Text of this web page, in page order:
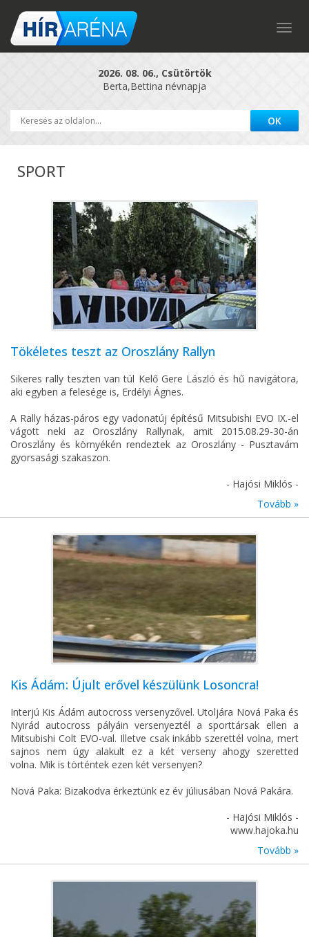
2026. 08. 06., Csütörtök
Berta,Bettina névnapja
SPORT
Tökéletes teszt az Oroszlány Rallyn
Sikeres rally teszten van túl Kelő Gere László és hű navigátora,
aki egyben a felesége is, Erdélyi Ágnes.
A Rally házas-páros egy vadonatúj építésű Mitsubishi EVO IX.-el
vágott neki az Oroszlány Rallynak, amit 2015.08.29-30-án
Oroszlány és környékén rendeztek az Oroszlány - Pusztavám
gyorsasági szakaszon.
- Hajósi Miklós -
Tovább »
Kis Ádám: Újult erővel készülünk Losoncra!
Interjú Kis Ádám autocross versenyzővel. Utoljára Nová Paka és
Nyirád autocross pályáin versenyeztél a sporttársak ellen a
Mitsubishi Colt EVO-val. Illetve csak inkább szerettél volna, mert
sajnos nem úgy alakult ez a két verseny ahogy szeretted
volna. Mik is történtek ezen két versenyen?
Nová Paka: Bizakodva érkeztünk ez év júliusában Nová Pakára.
- Hajósi Miklós -
www.hajoka.hu
Tovább »